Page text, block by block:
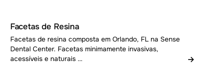
Facetas de Resina
Facetas de resina composta em Orlando, FL na Sense
Dental Center. Facetas minimamente invasivas,
acessíveis e naturais …
→